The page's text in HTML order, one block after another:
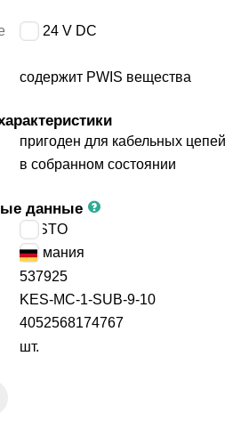
0 ÷ 24 V DC
содержит PWIS вещества
пригоден для кабельных цепей
в собранном состоянии
данные
FESTO
Германия
537925
KES-MC-1-SUB-9-10
4052568174767
шт.